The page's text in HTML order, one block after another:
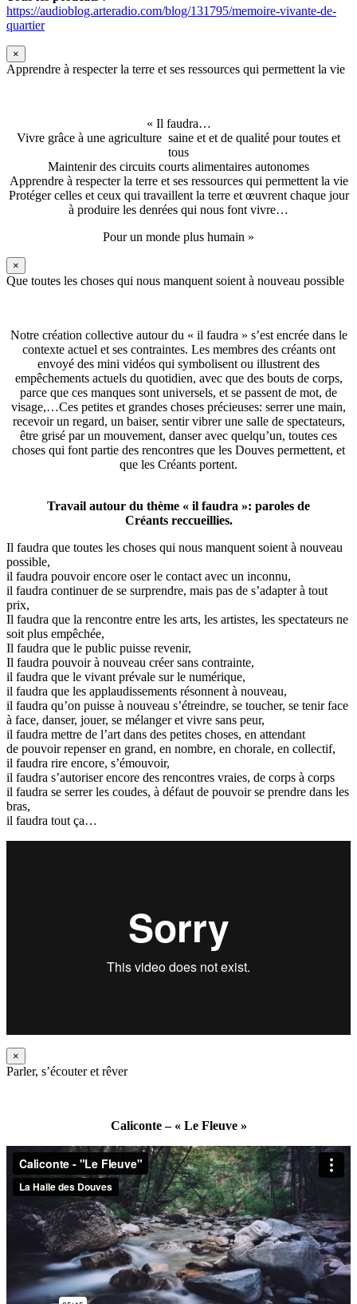
https://audioblog.arteradio.com/blog/131795/memoire-vivante-de-
quartier
×
Apprendre à respecter la terre et ses ressources qui permettent la vie
« Il faudra…
Vivre grâce à une agriculture saine et et de qualité pour toutes et
tous
Maintenir des circuits courts alimentaires autonomes
Apprendre à respecter la terre et ses ressources qui permettent la vie
Protéger celles et ceux qui travaillent la terre et œuvrent chaque jour
à produire les denrées qui nous font vivre…
Pour un monde plus humain »
×
Que toutes les choses qui nous manquent soient à nouveau possible
Notre création collective autour du « il faudra » s’est encrée dans le
contexte actuel et ses contraintes. Les membres des créants ont
envoyé des mini vidéos qui symbolisent ou illustrent des
empêchements actuels du quotidien, avec que des bouts de corps,
parce que ces manques sont universels, et se passent de mot, de
visage,…Ces petites et grandes choses précieuses: serrer une main,
recevoir un regard, un baiser, sentir vibrer une salle de spectateurs,
être grisé par un mouvement, danser avec quelqu’un, toutes ces
choses qui font partie des rencontres que les Douves permettent, et
que les Créants portent.
Travail autour du thème « il faudra »: paroles de
Créants reccueillies.
Il faudra que toutes les choses qui nous manquent soient à nouveau
possible,
il faudra pouvoir encore oser le contact avec un inconnu,
il faudra continuer de se surprendre, mais pas de s’adapter à tout
prix,
Il faudra que la rencontre entre les arts, les artistes, les spectateurs ne
soit plus empêchée,
Il faudra que le public puisse revenir,
Il faudra pouvoir à nouveau créer sans contrainte,
il faudra que le vivant prévale sur le numérique,
il faudra que les applaudissements résonnent à nouveau,
il faudra qu’on puisse à nouveau s’étreindre, se toucher, se tenir face
à face, danser, jouer, se mélanger et vivre sans peur,
il faudra mettre de l’art dans des petites choses, en attendant
de pouvoir repenser en grand, en nombre, en chorale, en collectif,
il faudra rire encore, s’émouvoir,
il faudra s’autoriser encore des rencontres vraies, de corps à corps
il faudra se serrer les coudes, à défaut de pouvoir se prendre dans les
bras,
il faudra tout ça…
×
Parler, s’écouter et rêver
Caliconte – « Le Fleuve »